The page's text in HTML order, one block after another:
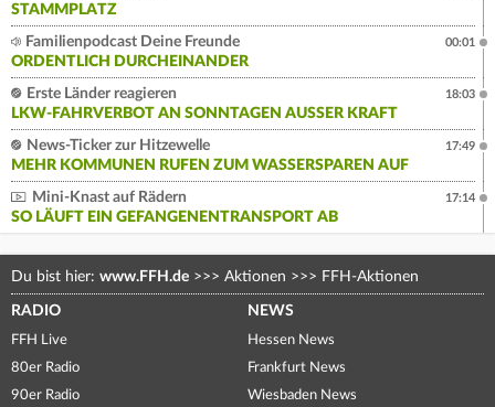
STAMMPLATZ
Familienpodcast Deine Freunde
ORDENTLICH DURCHEINANDER
00:01
Erste Länder reagieren
LKW-FAHRVERBOT AN SONNTAGEN AUSSER KRAFT
18:03
News-Ticker zur Hitzewelle
MEHR KOMMUNEN RUFEN ZUM WASSERSPAREN AUF
17:49
Mini-Knast auf Rädern
SO LÄUFT EIN GEFANGENENTRANSPORT AB
17:14
Du bist hier: www.FFH.de >>> Aktionen >>> FFH-Aktionen
RADIO
FFH Live
80er Radio
90er Radio
NEWS
Hessen News
Frankfurt News
Wiesbaden News